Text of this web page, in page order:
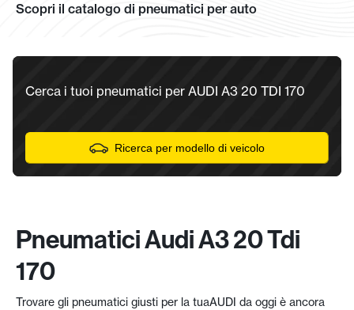
Scopri il catalogo di pneumatici per auto
Cerca i tuoi pneumatici per AUDI A3 20 TDI 170
Ricerca per modello di veicolo
Pneumatici Audi A3 20 Tdi
170
Trovare gli pneumatici giusti per la tuaAUDI da oggi è ancora